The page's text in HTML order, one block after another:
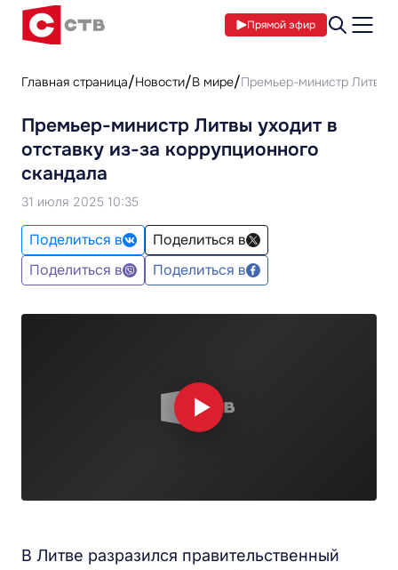
Прямой эфир
Главная страница Новости В мире Премьер-министр Литвы
Премьер-министр Литвы уходит в
отставку из-за коррупционного
скандала
31 июля 2025 10:35
Поделиться в
Поделиться в
Поделиться в
Поделиться в
В Литве разразился правительственный